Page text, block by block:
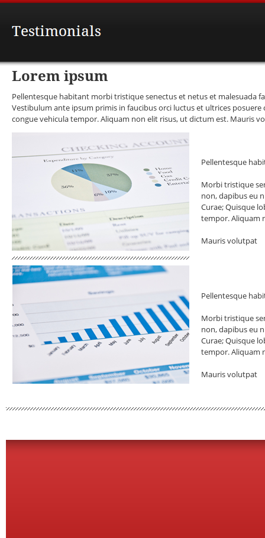
Lorem ipsum
Pellentesque habitant morbi tristique senectus et netus et malesuada
Vestibulum ante ipsum primis in faucibus orci luctus et ultrices
congue vehicula tempor. Aliquam non elit risus, ut dictum est. Mauris
Pellentesque
Morbi tristique
non, dapibus eu
Curae; Quisque
tempor. Aliquam
Mauris volutpat
Pellentesque
Morbi tristique
non, dapibus eu
Curae; Quisque
tempor. Aliquam
Mauris volutpat